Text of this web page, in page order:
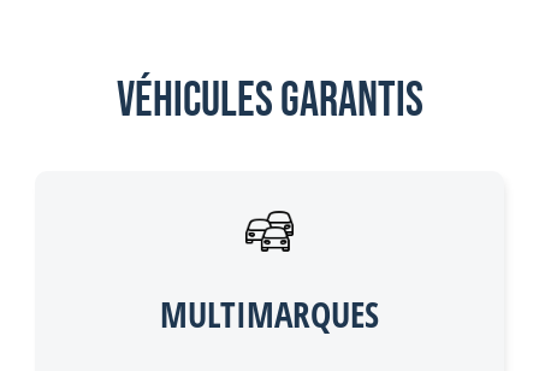
Véhicules garantis
MULTIMARQUES